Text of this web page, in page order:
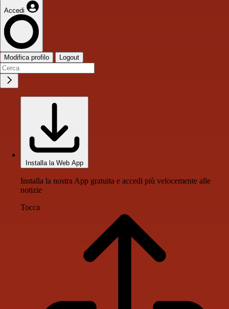
Accedi
Modifica profilo Logout
Installa la Web App
Installa la nostra App gratuita e accedi più velocemente alle
notizie
Tocca